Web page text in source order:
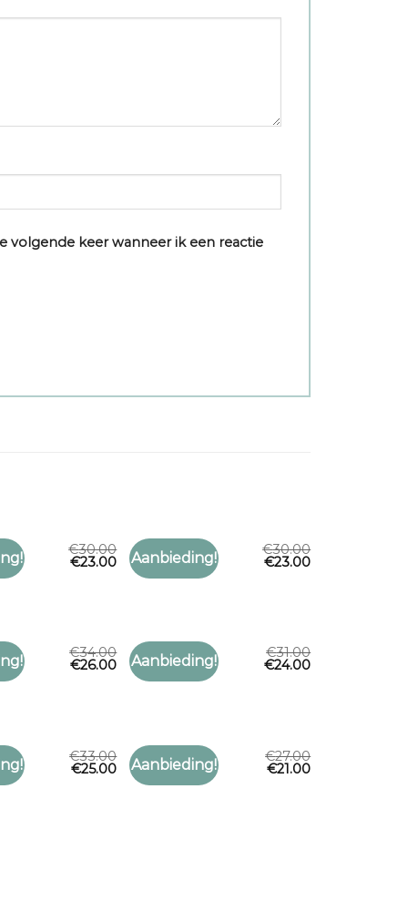
volgende keer wanneer ik een reactie
Toevoegen
€30.00
€23.00 Aanbieding!
Toevoegen
HOOFD SJAAL
hoofd sjaal
€30.00
€23.00
Toevoegen
€34.00
€26.00 Aanbieding!
Toevoegen
HOOFD SJAAL
hoofd sjaal
€31.00
€24.00
Toevoegen
€33.00
€25.00 Aanbieding!
Toevoegen
HOOFD SJAAL
hoofd sjaal
€27.00
€21.00